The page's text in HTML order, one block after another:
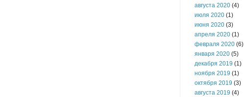
августа 2020 (4)
июля 2020 (1)
июня 2020 (3)
апреля 2020 (1)
февраля 2020 (6)
января 2020 (5)
декабря 2019 (1)
ноября 2019 (1)
октября 2019 (3)
августа 2019 (4)